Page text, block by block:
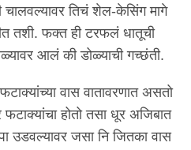
चालवल्यावर तिचं शेल-केसिंग मागे
तशी. फक्त ही टरफलं धातूची
आलं की डोळ्याची गच्छंती.
वास वातावरणात असतो
होतो तसा धूर अजिबात
उडवल्यावर जसा नि जितका वास